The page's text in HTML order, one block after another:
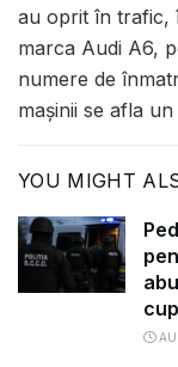
au oprit în trafic,
marca Audi A6,
numere de
mașinii se afla
YOU MIGHT